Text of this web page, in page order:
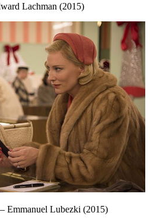
Lachman (2015)
Emmanuel Lubezki (2015)